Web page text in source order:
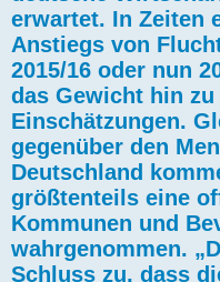
erwartet. In Zeiten
Anstiegs von
2015/16 oder nun
das Gewicht hin
Einschätzungen.
gegenüber den
Deutschland
größtenteils eine
Kommunen und
wahrgenommen.
Schluss zu, dass